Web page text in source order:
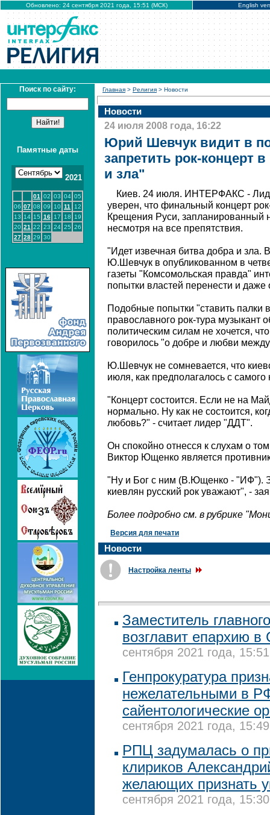
Обновлено: 24 сентября 2021 года, 15:51 (МСК) English
Поиск по сайту:
Памятные даты
2021
01 02 03 04 05
06 07 08 09 10 11
12
13 14 15 16 17 18
19
20 21 22 23 24 25 26
27 28 29 30
Главная > Религия > Новости
Новости
24 июля 2008 года, 16:22
Юрий Шевчук видит в
запретить рок-концерт
и зла"
Киев. 24 июля. ИНТЕРФАКС -
уверен, что финальный концерт
Крещения Руси, запланированный
несмотря на все препятствия.
"Идет извечная битва добра и зла.
Ю.Шевчук в опубликованном в
газеты "Комсомольская правда"
попытки властей перенести и даже
Подобные попытки "ставить палки
православного рок-тура музыкант
политическим силам не хочется,
говорилось "о добре и любви
Ю.Шевчук не сомневается, что
июля, как предполагалось с самого
"Концерт состоится. Если не на
нормально. Ну как не состоится,
любовь?" - считает лидер "ДДТ".
Он спокойно отнесся к слухам о
Виктор Ющенко является
"Ну и Бог с ним (В.Ющенко - "ИФ").
киевлян русский рок уважают", -
Более подробно см. в рубрике
Версия для печати
Новости
Настройка ленты
Заместитель
возглавит епархию
сентября 2021 года, 15:51
Генпрокуратура
нежелательными в
сайентологические
сентября 2021 года, 15:49
РПЦ задумалась о
клириков
желающих признать
сентября 2021 года, 15:30